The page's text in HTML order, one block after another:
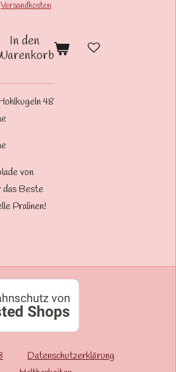
Versandkosten
In den
48
von
Beste
Pralinen!
Datenschutzerklärung